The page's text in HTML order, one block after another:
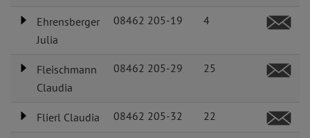
Ehrensberger
Julia
08462 205-19 4
Fleischmann
Claudia
08462 205-29 25
Flierl Claudia 08462 205-32 22